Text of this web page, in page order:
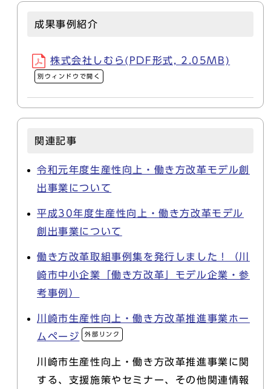
成果事例紹介
株式会社しむら(PDF形式, 2.05MB)
別ウィンドウで開く
関連記事
令和元年度生産性向上・働き方改革モデル創
出事業について
平成30年度生産性向上・働き方改革モデル
創出事業について
働き方改革取組事例集を発行しました！（川
崎市中小企業「働き方改革」モデル企業・参
考事例）
川崎市生産性向上・働き方改革推進事業ホー
ムページ
外部リンク
川崎市生産性向上・働き方改革推進事業に関
する、支援施策やセミナー、その他関連情報